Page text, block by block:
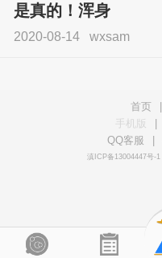
是真的！浑身
2020-08-14 wxsam
首页
手机版
QQ客服
滇ICP备13004447号-1